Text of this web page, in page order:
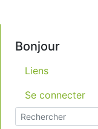
Bonjour
Liens
Se connecter